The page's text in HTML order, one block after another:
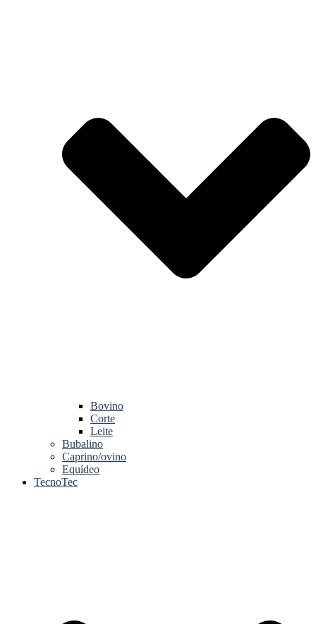
Bovino
Corte
Leite
Bubalino
Caprino/ovino
Equídeo
TecnoTec